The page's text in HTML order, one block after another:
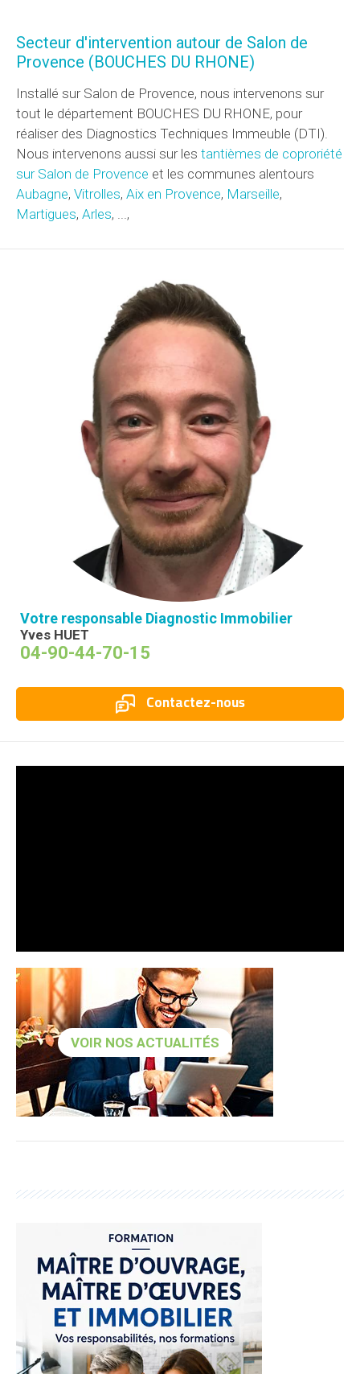
Secteur d'intervention autour de Salon de
Provence (BOUCHES DU RHONE)
Installé sur Salon de Provence, nous intervenons sur
tout le département BOUCHES DU RHONE, pour
réaliser des Diagnostics Techniques Immeuble (DTI).
Nous intervenons aussi sur les tantièmes de coproriété
sur Salon de Provence et les communes alentours
Aubagne, Vitrolles, Aix en Provence, Marseille,
Martigues, Arles, ...,
Votre responsable Diagnostic Immobilier
Yves HUET
04-90-44-70-15
Contactez-nous
VOIR NOS ACTUALITÉS